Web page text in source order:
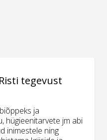
tegevust
ja
hügieenitarvete jm abi
inimestele ning